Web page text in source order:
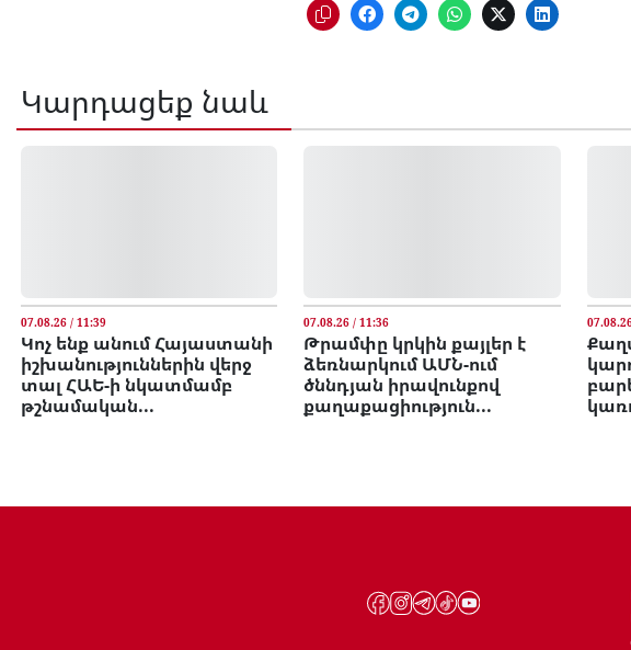
Կարդացեք նաև
07.08.26 / 11:39
Կոչ ենք անում Հայաստանի
իշխանություններին վերջ
տալ ՀԱԵ-ի նկատմամբ
թշնամական...
07.08.26 / 11:36
Թրամփը կրկին քայլեր է
ձեռնարկում ԱՄՆ-ում
ծննդյան իրավունքով
քաղաքացիություն...